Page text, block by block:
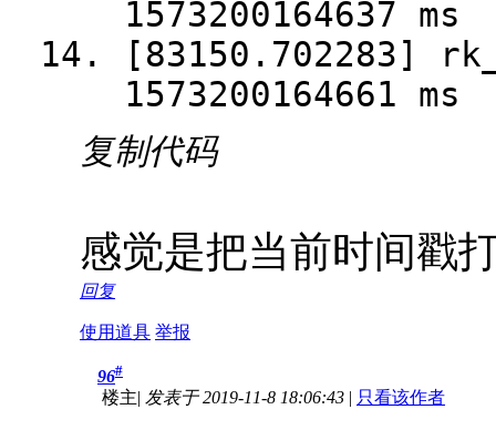
1573200164637 ms
[83150.702283]
1573200164661 ms
复制代码
感觉是把当前时间戳
回复
使用道具 举报
96#
楼主| 发表于 2019-11-8 18:06:43 | 只看该作者